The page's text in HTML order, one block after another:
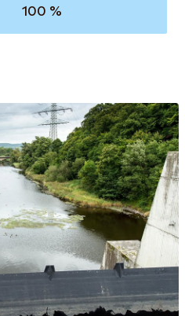
100 %